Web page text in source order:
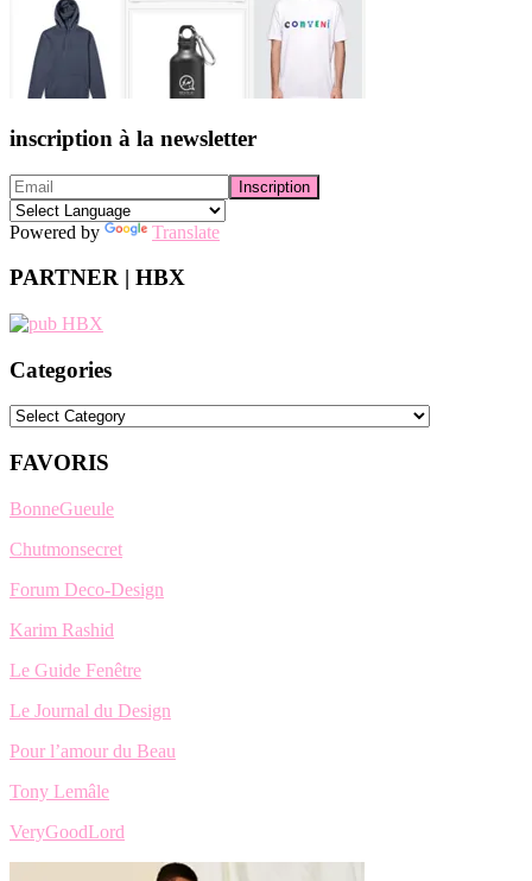
inscription à la newsletter
Powered by Translate
PARTNER | HBX
Categories
Categories
FAVORIS
BonneGueule
Chutmonsecret
Forum Deco-Design
Karim Rashid
Le Guide Fenêtre
Le Journal du Design
Pour l’amour du Beau
Tony Lemâle
VeryGoodLord